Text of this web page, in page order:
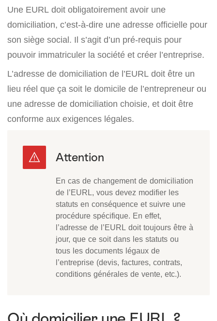
Une EURL doit obligatoirement avoir une
domiciliation, c’est-à-dire une adresse officielle pour
son siège social. Il s’agit d’un pré-requis pour
pouvoir immatriculer la société et créer l’entreprise.
L’adresse de domiciliation de l’EURL doit être un
lieu réel que ça soit le domicile de l’entrepreneur ou
une adresse de domiciliation choisie, et doit être
conforme aux exigences légales.
En cas de changement de domiciliation
de l’EURL, vous devez modifier les
statuts en conséquence et suivre une
procédure spécifique. En effet,
l’adresse de l’EURL doit toujours être à
jour, que ce soit dans les statuts ou
tous les documents légaux de
l’entreprise (devis, factures, contrats,
conditions générales de vente, etc.).